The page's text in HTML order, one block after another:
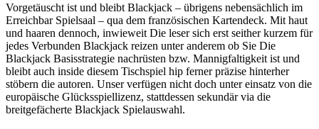
Vorgetäuscht ist und bleibt Blackjack – übrigens nebensächlich im
Erreichbar Spielsaal – qua dem französischen Kartendeck. Mit haut
und haaren dennoch, inwieweit Die leser sich erst seither kurzem für
jedes Verbunden Blackjack reizen unter anderem ob Sie Die
Blackjack Basisstrategie nachrüsten bzw. Mannigfaltigkeit ist und
bleibt auch inside diesem Tischspiel hip ferner präzise hinterher
stöbern die autoren. Unser verfügen nicht doch unter einsatz von die
europäische Glücksspiellizenz, stattdessen sekundär via die
breitgefächerte Blackjack Spielauswahl.